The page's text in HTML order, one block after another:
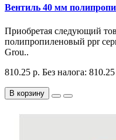
Вентиль 40 мм
Приобретая следующий
полипропиленовый ppr
Grou..
810.25 р. Без налога:
В корзину